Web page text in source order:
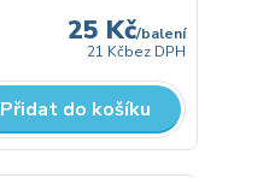
25 Kč/balení
21 Kčbez DPH
Přidat do košíku